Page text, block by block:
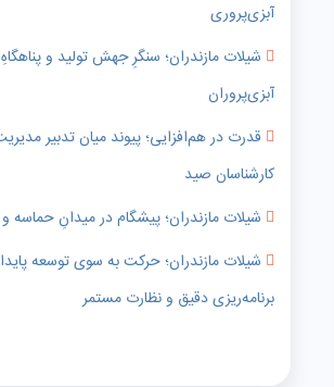
آبزی‌پروری
شیلات مازندران؛ سنگرِ جهش تولید و پناهگاهِ
آبزی‌پروران
قدرت در هم‌افزایی؛ پیوند میان تدبیر
کارشناسان صید
شیلات مازندران؛ پیشگام در میدانِ حماسه و
شیلات مازندران؛ حرکت به سوی توسعه پایدار
برنامه‌ریزی دقیق و نظارت مستمر